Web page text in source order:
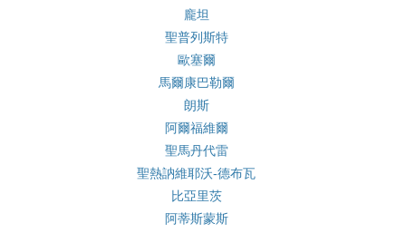
龐坦
聖普列斯特
歐塞爾
馬爾康巴勒爾
朗斯
阿爾福維爾
聖馬丹代雷
聖熱訥維耶沃-德布瓦
比亞里茨
阿蒂斯蒙斯